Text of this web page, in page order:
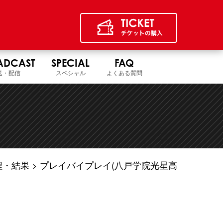
・配信
SPECIAL
スペシャル
FAQ
よくある質問
・結果
プレイバイプレイ(八戸学院光星高